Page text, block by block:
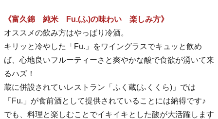
《富久錦 純米 Fu.(ふ)の味わい 楽しみ方》
オススメの飲み方はやっぱり冷酒。
キリッと冷やした「Fu.」をワイングラスでキュッと飲め
ば、心地良いフルーティーさと爽やかな酸で食欲が湧いて来
るハズ！
蔵に併設されていレストラン「ふく蔵(ふくくら)」では
「Fu.」が食前酒として提供されていることには納得です♪
でも、料理と楽しむことでイキイキとした酸が大活躍します